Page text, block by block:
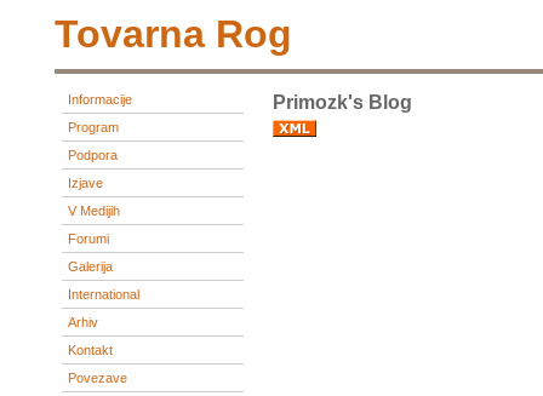
Tovarna Rog
Informacije
Program
Podpora
Izjave
V Medijih
Forumi
Galerija
International
Arhiv
Kontakt
Povezave
Primozk's Blog